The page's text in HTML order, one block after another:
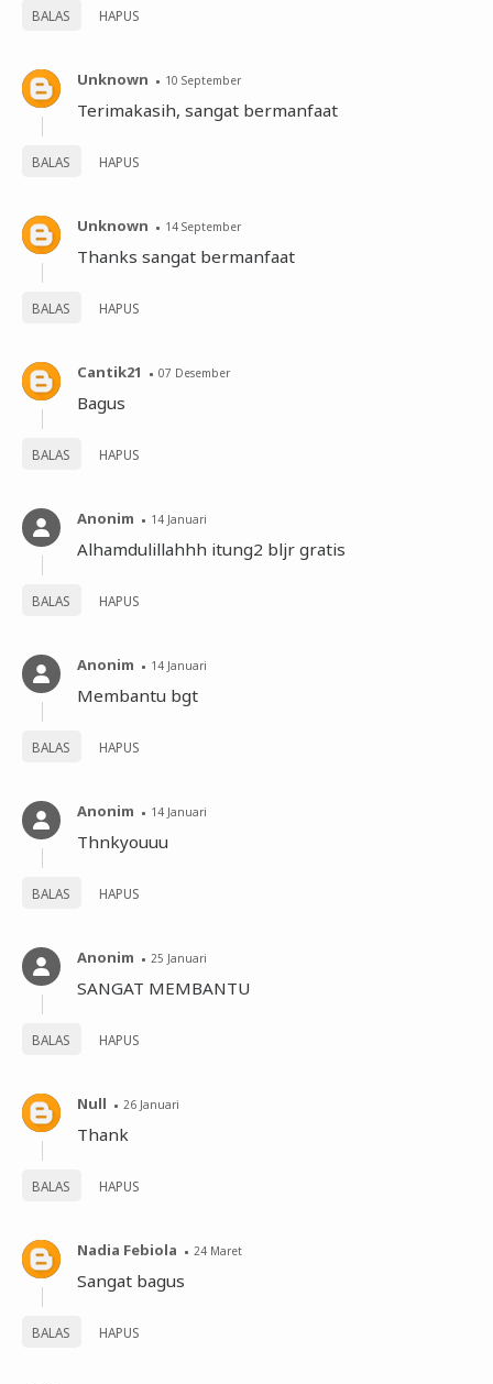
BALAS HAPUS
Unknown 10 September
Terimakasih, sangat bermanfaat
BALAS HAPUS
Unknown 14 September
Thanks sangat bermanfaat
BALAS HAPUS
Cantik21 07 Desember
Bagus
BALAS HAPUS
Anonim 14 Januari
Alhamdulillahhh itung2 bljr gratis
BALAS HAPUS
Anonim 14 Januari
Membantu bgt
BALAS HAPUS
Anonim 14 Januari
Thnkyouuu
BALAS HAPUS
Anonim 25 Januari
SANGAT MEMBANTU
BALAS HAPUS
Null 26 Januari
Thank
BALAS HAPUS
Nadia Febiola 24 Maret
Sangat bagus
BALAS HAPUS